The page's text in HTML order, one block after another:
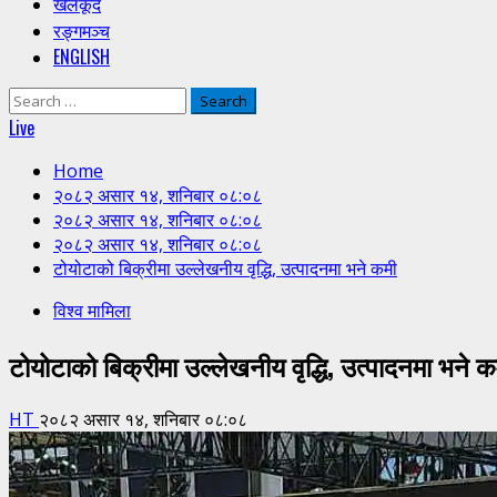
रङ्गमञ्च
ENGLISH
Search
for:
Live
Home
२०८२ असार १४, शनिबार ०८:०८
२०८२ असार १४, शनिबार ०८:०८
२०८२ असार १४, शनिबार ०८:०८
टोयोटाको बिक्रीमा उल्लेखनीय वृद्धि, उत्पादनमा भने कमी
विश्व मामिला
टोयोटाको बिक्रीमा उल्लेखनीय वृद्धि, उत्पादनमा भने
HT २०८२ असार १४, शनिबार ०८:०८